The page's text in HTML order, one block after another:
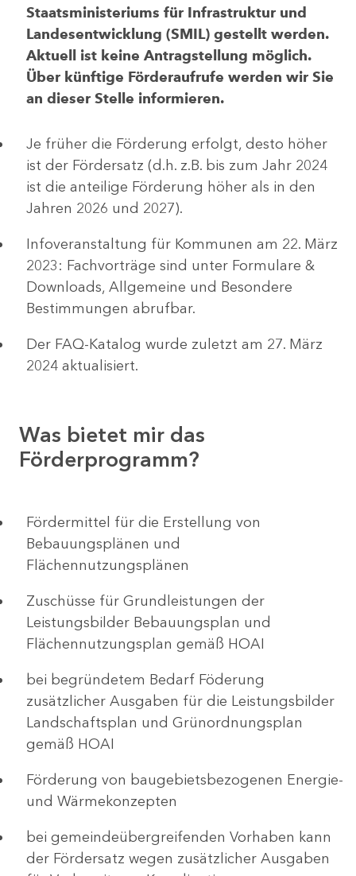
Staatsministeriums für Infrastruktur und
Landesentwicklung (SMIL) gestellt werden.
Aktuell ist keine Antragstellung möglich.
Über künftige Förderaufrufe werden wir Sie
an dieser Stelle informieren.
Je früher die Förderung erfolgt, desto höher
ist der Fördersatz (d.h. z.B. bis zum Jahr 2024
ist die anteilige Förderung höher als in den
Jahren 2026 und 2027).
Infoveranstaltung für Kommunen am 22. März
2023: Fachvorträge sind unter Formulare &
Downloads, Allgemeine und Besondere
Bestimmungen abrufbar.
Der FAQ-Katalog wurde zuletzt am 27. März
2024 aktualisiert.
Was bietet mir das
Förderprogramm?
Fördermittel für die Erstellung von
Bebauungsplänen und
Flächennutzungsplänen
Zuschüsse für Grundleistungen der
Leistungsbilder Bebauungsplan und
Flächennutzungsplan gemäß HOAI
bei begründetem Bedarf Föderung
zusätzlicher Ausgaben für die Leistungsbilder
Landschaftsplan und Grünordnungsplan
gemäß HOAI
Förderung von baugebietsbezogenen Energie-
und Wärmekonzepten
bei gemeindeübergreifenden Vorhaben kann
der Fördersatz wegen zusätzlicher Ausgaben